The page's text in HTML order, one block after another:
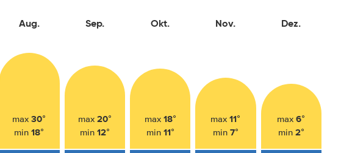
Aug.
max30°
min18°
Sep.
max 20°
min 12°
Okt.
max 18°
min 11°
Nov.
max11°
min 7°
Dez.
max6°
min 2°